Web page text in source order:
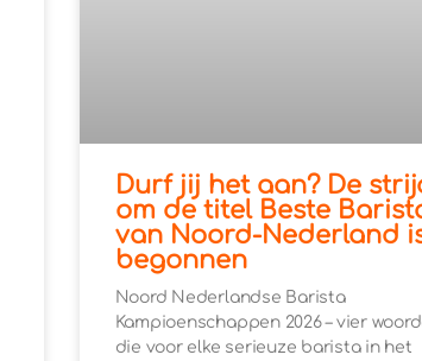
Durf jij het aan? De
om de titel Beste
van Noord-Nederland
begonnen
Noord Nederlandse Barista
Kampioenschappen 2026 – vier
die voor elke serieuze barista in het